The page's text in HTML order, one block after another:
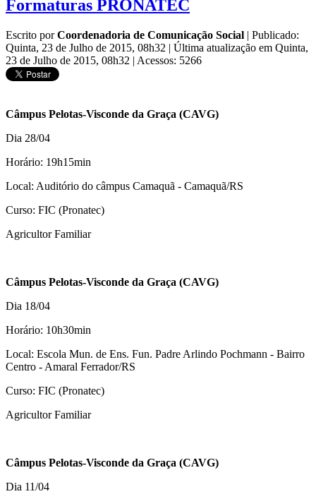
Formaturas PRONATEC
Escrito porCoordenadoria de Comunicação Social | Publicado:
Quinta, 23 de Julho de 2015, 08h32 | Última atualização em Quinta,
23 de Julho de 2015, 08h32 | Acessos: 5266
Câmpus Pelotas-Visconde da Graça (CAVG)
Dia 28/04
Horário: 19h15min
Local: Auditório do câmpus Camaquã - Camaquã/RS
Curso: FIC (Pronatec)
Agricultor Familiar
Câmpus Pelotas-Visconde da Graça (CAVG)
Dia 18/04
Horário: 10h30min
Local: Escola Mun. de Ens. Fun. Padre Arlindo Pochmann - Bairro
Centro - Amaral Ferrador/RS
Curso: FIC (Pronatec)
Agricultor Familiar
Câmpus Pelotas-Visconde da Graça (CAVG)
Dia 11/04